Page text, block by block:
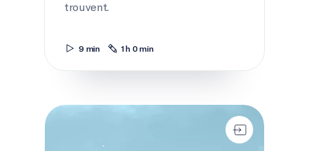
trouvent.
9 min 1 h 0 min
Équilibrer la baie